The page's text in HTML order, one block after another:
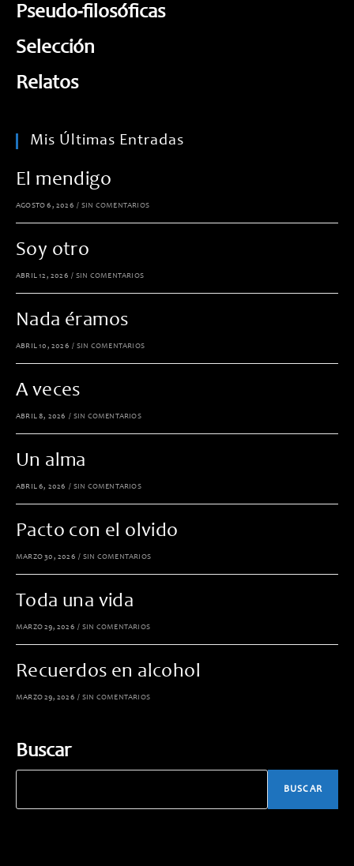
Pseudo-filosóficas
Selección
Relatos
Mis Últimas Entradas
El mendigo
AGOSTO 6, 2026 / SIN COMENTARIOS
Soy otro
ABRIL 12, 2026 / SIN COMENTARIOS
Nada éramos
ABRIL 10, 2026 / SIN COMENTARIOS
A veces
ABRIL 8, 2026 / SIN COMENTARIOS
Un alma
ABRIL 6, 2026 / SIN COMENTARIOS
Pacto con el olvido
MARZO 30, 2026 / SIN COMENTARIOS
Toda una vida
MARZO 29, 2026 / SIN COMENTARIOS
Recuerdos en alcohol
MARZO 29, 2026 / SIN COMENTARIOS
Buscar
BUSCAR